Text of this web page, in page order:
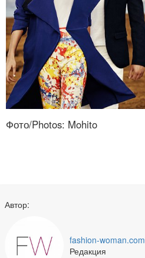
Фото/Photos: Mohito
Автор:
fashion-woman.com
Редакция